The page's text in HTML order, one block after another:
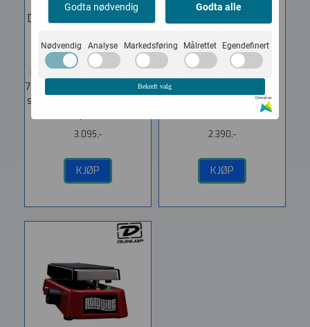
Dunlop JHF1 Jimi Hendrix
Vare nr. 150627
En reproduksjon av 1969-
70 Dallas Arbiter Fuzz Face
som for eksempel bruktes
3.095,-
KJØP
Dunlop DVP3 Volume
Vare nr. 150644
Lag super jevne volum-
expression pedalen og
2.390,-
KJØP
Godta nødvendig Godta alle
Nødvendig Analyse Markedsføring Målrettet Egendefinert
Bekreft valg
Drevet av